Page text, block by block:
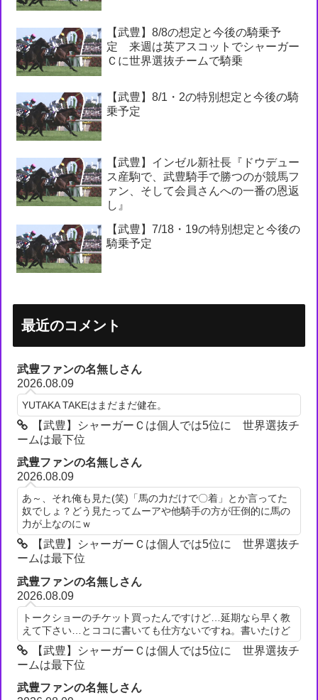
【武豊】8/8の想定と今後の騎乗予
定 来週は英アスコットでシャーガー
Ｃに世界選抜チームで騎乗
【武豊】8/1・2の特別想定と今後の騎
乗予定
【武豊】インゼル新社長『ドウデュー
ス産駒で、武豊騎手で勝つのが競馬フ
ァン、そして会員さんへの一番の恩返
し』
【武豊】7/18・19の特別想定と今後の
騎乗予定
最近のコメント
武豊ファンの名無しさん
2026.08.09
YUTAKA TAKEはまだまだ健在。
【武豊】シャーガーＣは個人では5位に 世界選抜チ
ームは最下位
武豊ファンの名無しさん
2026.08.09
あ～、それ俺も見た(笑)「馬の力だけで〇着」とか言ってた
奴でしょ？どう見たってムーアや他騎手の方が圧倒的に馬の
力が上なのにｗ
【武豊】シャーガーＣは個人では5位に 世界選抜チ
ームは最下位
武豊ファンの名無しさん
2026.08.09
トークショーのチケット買ったんですけど…延期なら早く教
えて下さい…とココに書いても仕方ないですね。書いたけど
【武豊】シャーガーＣは個人では5位に 世界選抜チ
ームは最下位
武豊ファンの名無しさん